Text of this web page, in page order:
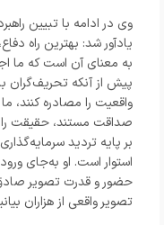
وی در ادامه با تبیین
یادآور شد: بهترین راه
به معنای آن است که ما
پیش از آنکه تحریف‌گران
واقعیت را مصادره کنند،
صداقت مستند، حقیقت
بر پایه تردید
استوار است. او به‌جای
حضور و قدرت تصویر
تصویر واقعی از هزاران